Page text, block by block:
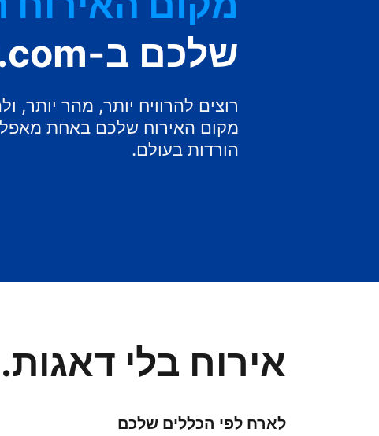
בית ההארחה
ה-B&B
שלכם ב-Booking.com
רוצים להרוויח יותר, מהר
מקום האירוח שלכם באחת
הורדות בעולם.
אירוח בלי
לארח לפי הכללים שלכם